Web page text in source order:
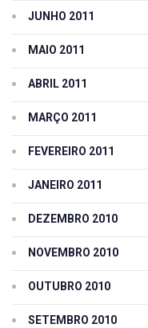
JUNHO 2011
MAIO 2011
ABRIL 2011
MARÇO 2011
FEVEREIRO 2011
JANEIRO 2011
DEZEMBRO 2010
NOVEMBRO 2010
OUTUBRO 2010
SETEMBRO 2010